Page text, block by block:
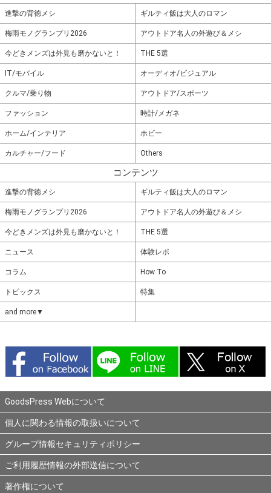
進撃の背徳メシ ギルティ飯は大人のロマン
梅雨モノグランプリ2026 アウトドア名人の外遊び＆メシ
今どきメンズは外見も磨かないと！ THE 5選
IT/モバイル オーディオ/ビジュアル
クルマ/乗り物 アウトドア/スポーツ
ファッション 時計/メガネ
ホーム/インテリア ホビー
カルチャー/フード Others
コンテンツ
進撃の背徳メシ ギルティ飯は大人のロマン
梅雨モノグランプリ2026 アウトドア名人の外遊び＆メシ
今どきメンズは外見も磨かないと！ THE 5選
ニュース 体験レポ
コラム How To
トピックス 特集
and more▼
GoodsPress Webについて
個人に関わる情報の取扱いについて
グループ情報セキュリティポリシー
ご利用履歴情報の外部送信について
著作権について